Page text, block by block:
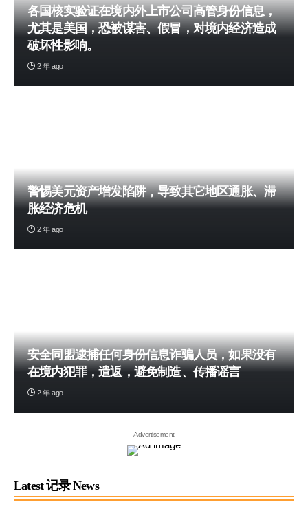
各国核实验证在境内外上市公司高管身份信息，
尤其是美国，恐被谋害、假冒，对境内经济造成
破坏性影响。
2 年 ago
警惕美元资产增发陷阱，导致其它地区通胀、滞
胀经济危机
2 年 ago
安全同盟逮捕任何身份信息诈骗人员，如果没有
在境内犯罪，遣返，避免制造、传播谣言
2 年 ago
- Advertisement -
Latest 记录 News